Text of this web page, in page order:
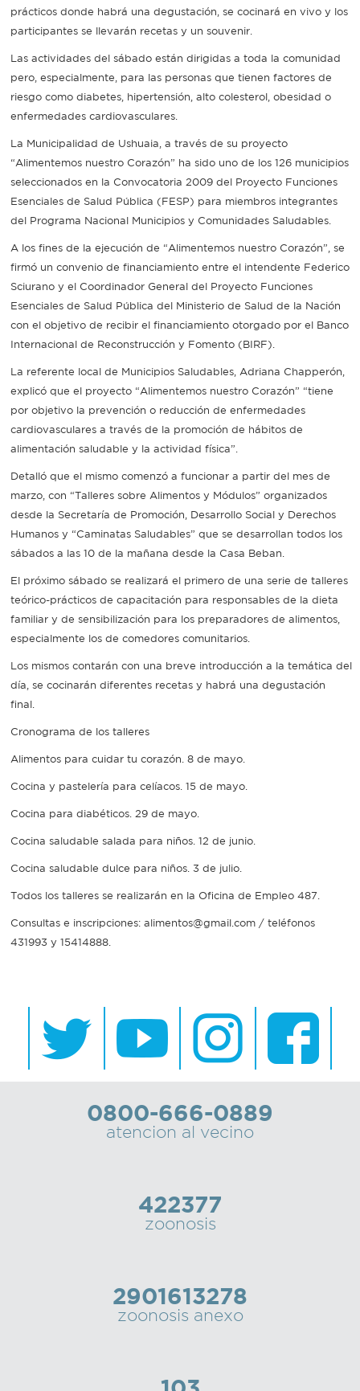
SUBE
prácticos donde habrá una degustación, se cocinará en vivo y los
participantes se llevarán recetas y un souvenir.
Las actividades del sábado están dirigidas a toda la comunidad
pero, especialmente, para las personas que tienen factores de
riesgo como diabetes, hipertensión, alto colesterol, obesidad o
enfermedades cardiovasculares.
La Municipalidad de Ushuaia, a través de su proyecto
“Alimentemos nuestro Corazón” ha sido uno de los 126 municipios
seleccionados en la Convocatoria 2009 del Proyecto Funciones
Esenciales de Salud Pública (FESP) para miembros integrantes
del Programa Nacional Municipios y Comunidades Saludables.
A los fines de la ejecución de “Alimentemos nuestro Corazón”, se
firmó un convenio de financiamiento entre el intendente Federico
Sciurano y el Coordinador General del Proyecto Funciones
Esenciales de Salud Pública del Ministerio de Salud de la Nación
con el objetivo de recibir el financiamiento otorgado por el Banco
Internacional de Reconstrucción y Fomento (BIRF).
La referente local de Municipios Saludables, Adriana Chapperón,
explicó que el proyecto “Alimentemos nuestro Corazón” “tiene
por objetivo la prevención o reducción de enfermedades
cardiovasculares a través de la promoción de hábitos de
alimentación saludable y la actividad física”.
Detalló que el mismo comenzó a funcionar a partir del mes de
marzo, con “Talleres sobre Alimentos y Módulos” organizados
desde la Secretaría de Promoción, Desarrollo Social y Derechos
Humanos y “Caminatas Saludables” que se desarrollan todos los
sábados a las 10 de la mañana desde la Casa Beban.
El próximo sábado se realizará el primero de una serie de talleres
teórico-prácticos de capacitación para responsables de la dieta
familiar y de sensibilización para los preparadores de alimentos,
especialmente los de comedores comunitarios.
Los mismos contarán con una breve introducción a la temática del
día, se cocinarán diferentes recetas y habrá una degustación
final.
Cronograma de los talleres
Alimentos para cuidar tu corazón. 8 de mayo.
Cocina y pastelería para celíacos. 15 de mayo.
Cocina para diabéticos. 29 de mayo.
Cocina saludable salada para niños. 12 de junio.
Cocina saludable dulce para niños. 3 de julio.
Todos los talleres se realizarán en la Oficina de Empleo 487.
Consultas e inscripciones: alimentos@gmail.com / teléfonos
431993 y 15414888.
0800-666-0889
atencion al vecino
422377
zoonosis
2901613278
zoonosis anexo